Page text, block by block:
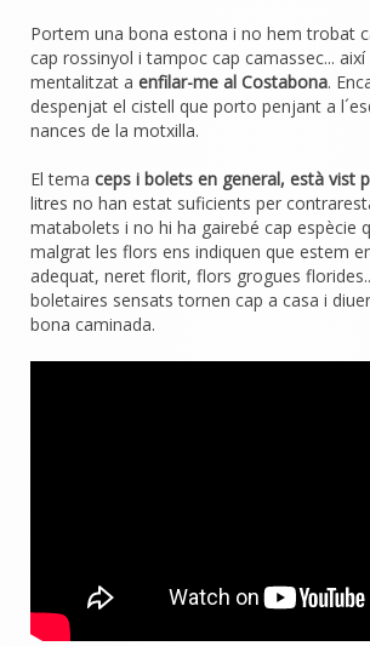
Portem una bona estona i no hem trobat
cap rossinyol i tampoc cap camassec...
mentalitzat a enfilar-me al Costabona.
despenjat el cistell que porto penjant a
nances de la motxilla.
El tema ceps i bolets en general, està vist
litres no han estat suficients per
matabolets i no hi ha gairebé cap espècie
malgrat les flors ens indiquen que estem
adequat, neret florit, flors grogues
boletaires sensats tornen cap a casa i
bona caminada.